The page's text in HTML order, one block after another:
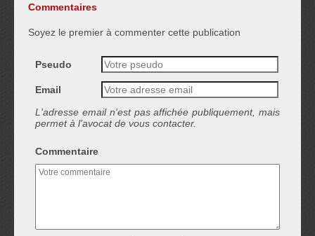
Commentaires
Soyez le premier à commenter cette publication
Pseudo
Email
L'adresse email n'est pas affichée publiquement, mais
permet à l'avocat de vous contacter.
Commentaire